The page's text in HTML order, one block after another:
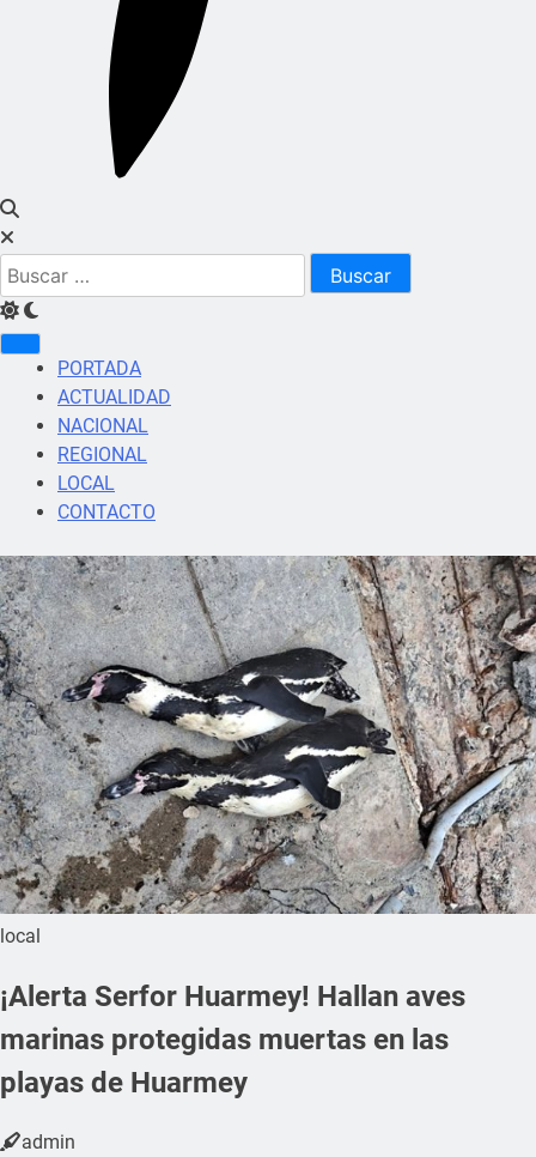
Buscar:
PORTADA
ACTUALIDAD
NACIONAL
REGIONAL
LOCAL
CONTACTO
local
¡Alerta Serfor Huarmey! Hallan aves
marinas protegidas muertas en las
playas de Huarmey
admin